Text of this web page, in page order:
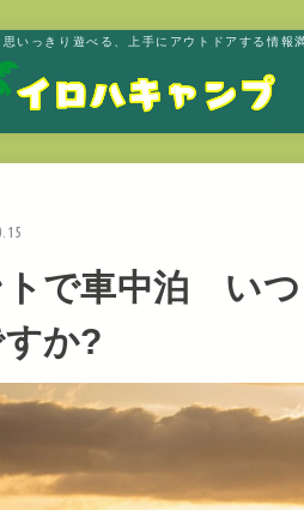
いっきり遊べる、上手にアウトドアする情報
トで車中泊 い
か?